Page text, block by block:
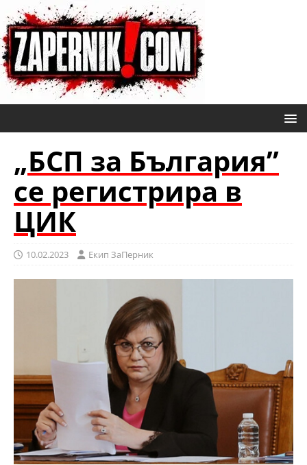
„БСП за България”
се регистрира в
ЦИК
10.02.2023 Eкип ЗаПерник